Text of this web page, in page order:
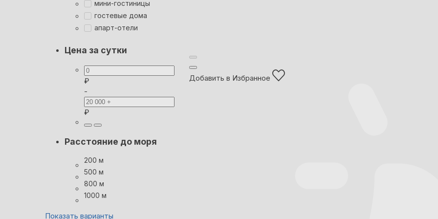
мини-гостиницы
гостевые дома
апарт-отели
Цена за сутки
₽
-
₽
Расстояние до моря
200 м
500 м
800 м
1000 м
Показать варианты
Добавить в Избранное